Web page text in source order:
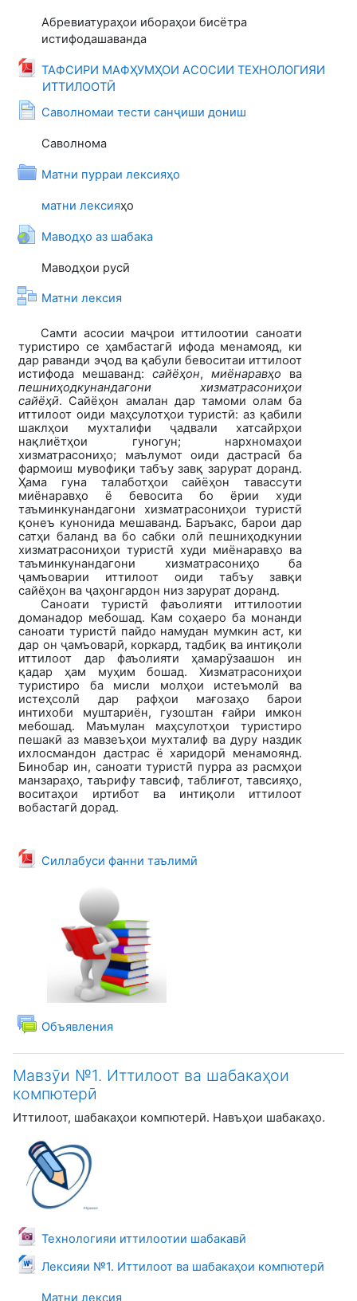
Абревиатураҳои ибораҳои бисётра
истифодашаванда
ТАФСИРИ МАФҲУМҲОИ АСОСИИ ТЕХНОЛОГИЯИ
ИТТИЛООТӢ
Файл
Саволномаи тести санҷиши донишСтраница
Саволнома
Матни пурраи лексияҳо
Папка
матни лексияҳо
Маводҳо аз шабакаГиперссылка
Маводҳои русӣ
Матни лексия
Лекция
Самти асосии маҷрои иттилоотии саноати
туристиро се ҳамбастагӣ ифода менамояд, ки
дар раванди эҷод ва қабули бевоситаи иттилоот
истифода мешаванд:сайёҳон, миёнаравҳо ва
пешниҳодкунандагони хизматрасониҳои
сайёҳӣ. Сайёҳон амалан дар тамоми олам ба
иттилоот оиди маҳсулотҳои туристӣ: аз қабили
шаклҳои мухталифи ҷадвали хатсайрҳои
нақлиётҳои гуногун; нархномаҳои
хизматрасониҳо; маълумот оиди дастрасӣ ба
фармоиш мувофиқи табъу завқ зарурат доранд.
Ҳама гуна талаботҳои сайёҳон тавассути
миёнаравҳо ё бевосита бо ёрии худи
таъминкунандагони хизмат­расониҳои туристӣ
қонеъ кунонида мешаванд. Баръакс, барои дар
сатҳи баланд ва бо сабки олӣ пешниҳодкунии
хизматрасониҳои туристӣ худи миёнаравҳо ва
таъминкунандагони хизматрасониҳо ба
ҷамъоварии иттилоот оиди табъу завқи
сайёҳон ва ҷаҳонгардон низ зарурат доранд.
Саноати туристӣ фаъолияти иттилоотии
доманадор мебошад. Кам соҳаеро ба монанди
саноати туристӣ пайдо намудан мумкин аст, ки
дар он ҷамъоварӣ, коркард, тадбиқ ва интиқоли
иттилоот дар фаъолияти ҳамарӯзаашон ин
қадар ҳам муҳим бошад. Хизматрасониҳои
туристиро ба мисли молҳои истеъмолӣ ва
истеҳсолӣ дар рафҳои мағозаҳо барои
интихоби муштариён, гузоштан ғайри имкон
мебошад. Маъмулан маҳсулотҳои туристиро
пешакӣ аз мавзеъҳои мухталиф ва дуру наздик
ихлосмандон дастрас ё харидорӣ менамоянд.
Бинобар ин, саноати туристӣ пурра аз расмҳои
манзараҳо, таърифу тавсиф, таблиғот, тавсияҳо,
воситаҳои иртибот ва интиқоли иттилоот
вобастагӣ дорад.
Силлабуси фанни таълимӣ
Файл
Объявления
Форум
Мавзӯи №1. Иттилоот ва шабакаҳои
компютерӣ
Иттилоот, шабакаҳои компютерӣ. Навъҳои шабакаҳо.
Технологияи иттилоотии шабакавӣ
Файл
Лексияи №1. Иттилоот ва шабакаҳои компютерӣ
Файл
Матни лексия